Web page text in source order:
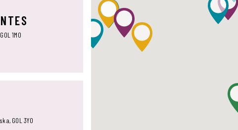
1M0
G0L 3Y0